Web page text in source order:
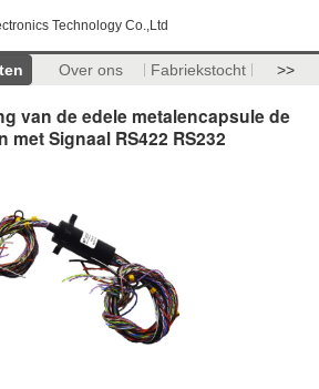
Technology Co.,Ltd
Over ons Fabriekstocht >>
van de edele metalencapsule de
Signaal RS422 RS232